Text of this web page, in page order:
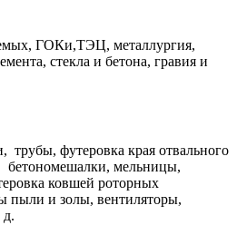
ГОКи,ТЭЦ, металлургия,
стекла и бетона, гравия и
трубы, футеровка края отвального
бетономешалки, мельницы,
ковшей роторных
пыли и золы, вентиляторы,
д.